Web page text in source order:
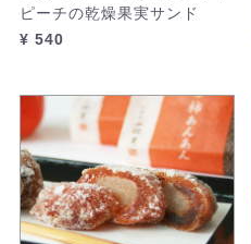
ピーチの乾燥果実サンド
¥ 540